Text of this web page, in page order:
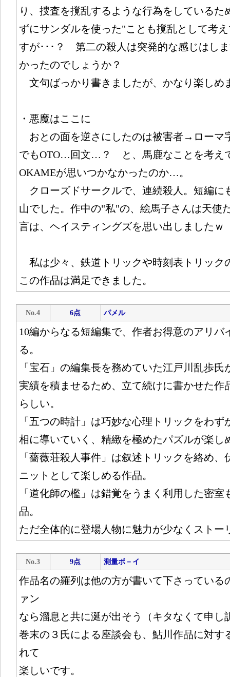
り、捜査を撹乱するような行為をしているた
ずにサンダルを使った"ことも撹乱として考
すが･･･？ 第二の殺人は突発的な感じはし
かったのでしょうか？
文句ばっかり書きましたが、かなり楽しめ
・悪魔はここに
おとの面を逆さにしたのは被害者→ローマ
でもOTO…回文…？ と、馬鹿なことを考え
OKAMEが思いつかなかったのか…。
クローズドサークルで、連続殺人。短編に
山でした。作中の"私"の、絵馬子さんは天使
言は、ヘイスティングズを思い出しましたｗ
私は少々、鉄道トリックや時刻表トリック
この作品は満足できました。
No.4 6点 パメル
10編からなる短編集で、作者お得意のアリバ
る。
「宝石」の編集長を務めていた江戸川乱歩
実績を積ませるため、立て続けに書かせた作
らしい。
「五つの時計」は巧妙な心理トリックをわ
相に導いていく、精緻を極めたパズルが楽し
「薔薇荘殺人事件」は叙述トリックを絡め
ニットとして楽しめる作品。
「道化師の檻」は錯覚をうまく利用した密
品。
ただ全体的に登場人物に魅力が少なくストー
No.3 9点 測量ボ－イ
作品名の羅列は他の方が書いて下さっている
ァン
なら溜息と共に涎が出そう（キタなくて申し
巻末の３氏による座談会も、鮎川作品に対す
れて
楽しいです。